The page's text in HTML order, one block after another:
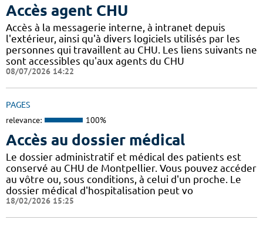
Accès agent CHU
Accès à la messagerie interne, à intranet depuis
l'extérieur, ainsi qu'à divers logiciels utilisés par les
personnes qui travaillent au CHU. Les liens suivants ne
sont accessibles qu'aux agents du CHU
08/07/2026 14:22
PAGES
relevance: 100%
Accès au dossier médical
Le dossier administratif et médical des patients est
conservé au CHU de Montpellier. Vous pouvez accéder
au vôtre ou, sous conditions, à celui d'un proche. Le
dossier médical d'hospitalisation peut vo
18/02/2026 15:25